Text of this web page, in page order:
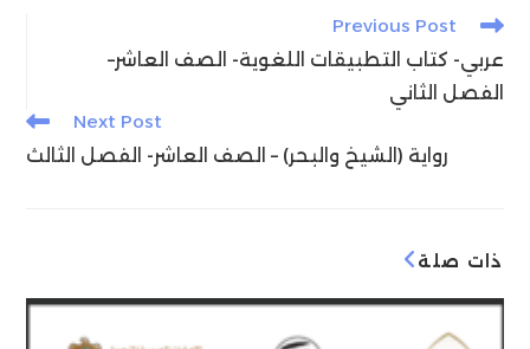
o
o
k
p
er
Read
articles
Previous Post
عربي- كتاب التطبيقات اللغوية- الصف العاشر–
الفصل الثاني
Next Post
رواية (الشيخ والبحر) – الصف العاشر- الفصل الثالث
ذات صلة